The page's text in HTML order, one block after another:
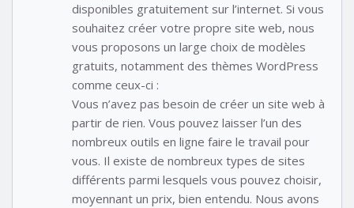
disponibles gratuitement sur l’internet. Si vous
souhaitez créer votre propre site web, nous
vous proposons un large choix de modèles
gratuits, notamment des thèmes WordPress
comme ceux-ci :
Vous n’avez pas besoin de créer un site web à
partir de rien. Vous pouvez laisser l’un des
nombreux outils en ligne faire le travail pour
vous. Il existe de nombreux types de sites
différents parmi lesquels vous pouvez choisir,
moyennant un prix, bien entendu. Nous avons